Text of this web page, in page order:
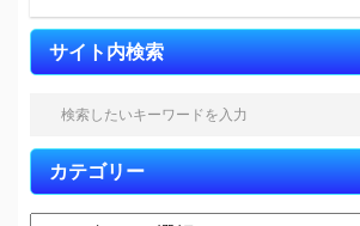
サイト内検索
カテゴリー